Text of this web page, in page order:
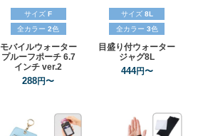
サイズ F
全カラー 2色
モバイルウォーター
プルーフポーチ 6.7
インチ ver.2
288円〜
サイズ 8L
全カラー 3色
目盛り付ウォーター
ジャグ8L
444円〜